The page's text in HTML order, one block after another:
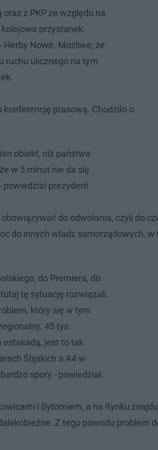
z PKP ze względu na
przystanek
Herby Nowe. Możliwe, że
ruchu ulicznego na tym
prasową. Chodziło o
obiekt, niż państwa
w 5 minut nie da się
prezydent.
do odwołania, czyli do
do innych władz samorządowych, w
do Premiera, do
tę sytuację rozwiązali.
który się w tym
45 tys.
jest to tak
Śląskich a A4 w
spory - powiedział.
i Bytomiem, a na Rynku
Z tego powodu problem